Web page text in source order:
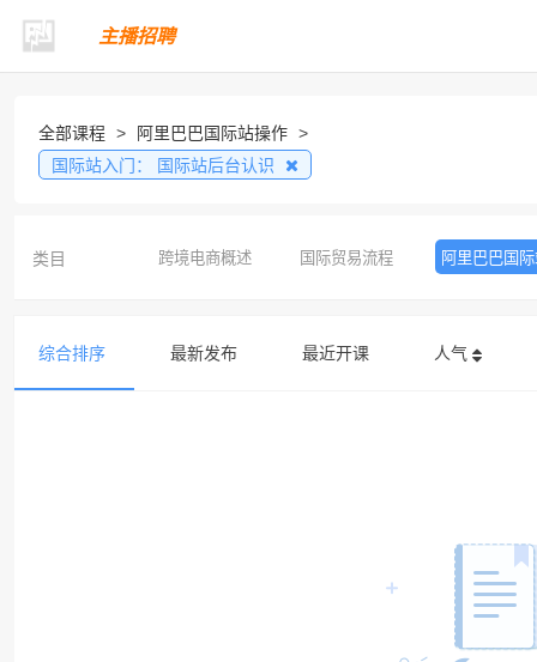
主播招聘
全部课程 > 阿里巴巴国际站操作 >
国际站入门：
国际站后台认识
类目 跨境电商概述 国际贸易流程 阿里巴巴国
综合排序 最新发布 最近开课 人气